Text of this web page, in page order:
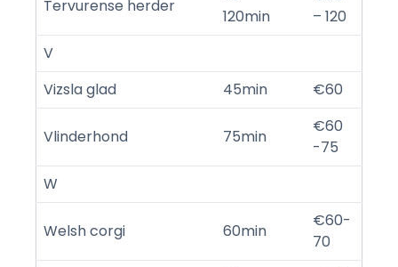
Tervurense herder
120min
– 120
V
Vizsla glad
45min €60
Vlinderhond 75min
€60
-75
W
Welsh corgi 60min
€60-
70